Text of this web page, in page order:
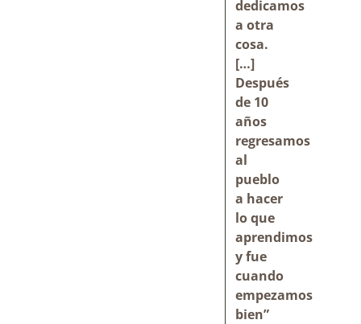
dedicamos
a otra
cosa.
[…]
Después
de 10
años
regresamos
al
pueblo
a hacer
lo que
aprendimos
y fue
cuando
empezamos
bien”